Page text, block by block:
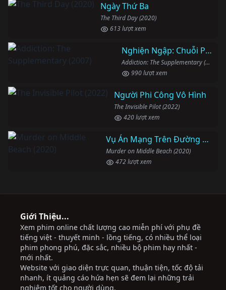
Ngày Thứ Ba
The Third Day (2020)
613 lượt xem
Nghiện Ngập: Chuỗi Phim Bổ Trợ
Addiction: The Supplementary (2007)
990 lượt xem
Người Phi Công Vô Hình
The Invisible Pilot (2022)
420 lượt xem
Vụ Án Mạng Trên Đường Middle Beach
Murder on Middle Beach (2020)
472 lượt xem
Giới Thiệu...
Xem phim online chất lượng cao miễn phí với phụ đề
tiếng việt - thuyết minh - lồng tiếng, có nhiều thể loại
phim phong phú, đặc sắc, nhiều bộ phim hay nhất -
mới nhất.
Website với giao diện trực quan, thuận tiện, tốc độ tải
nhanh, ít quảng cáo hứa hẹn sẽ đem lại những trải
nghiệm tốt cho người dùng.